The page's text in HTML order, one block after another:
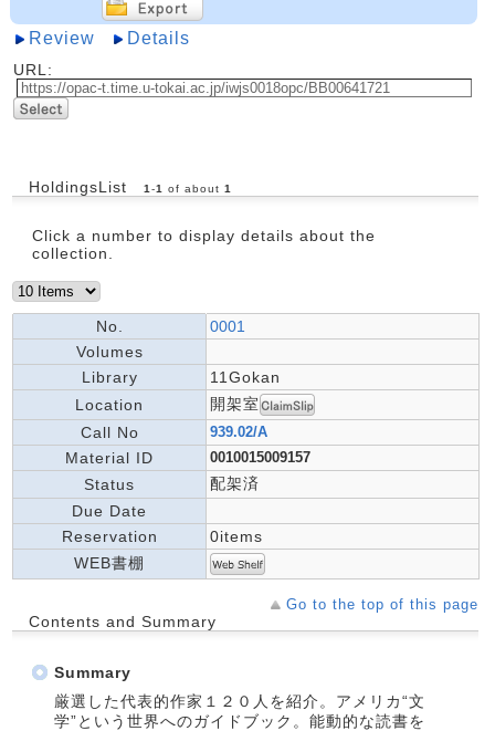
Review Details
URL:
HoldingsList 1 -1 of about 1
Click a number to display details about the
collection.
No.
0001
Volumes
Library
11Gokan
Location
開架室
Call No
939.02/A
Material ID 0010015009157
Status
配架済
Due Date
Reservation
0items
WEB書棚
Go to the top of this page
Contents and Summary
Summary
厳選した代表的作家１２０人を紹介。アメリカ“文
学”という世界へのガイドブック。能動的な読書を